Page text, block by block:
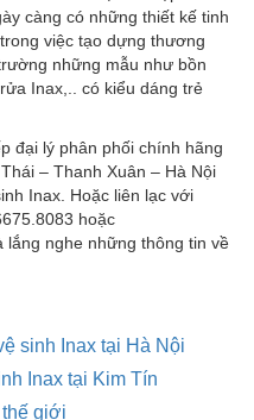
càng có những thiết kế tinh
việc tạo dựng thương
những mẫu như bồn
rửa Inax,.. có kiểu dáng trẻ
đại lý phân phối chính hãng
– Thanh Xuân – Hà Nội
Inax. Hoặc liên lạc với
hoặc
nghe những thông tin về
sinh Inax tại Hà Nội
Inax tại Kim Tín
giới